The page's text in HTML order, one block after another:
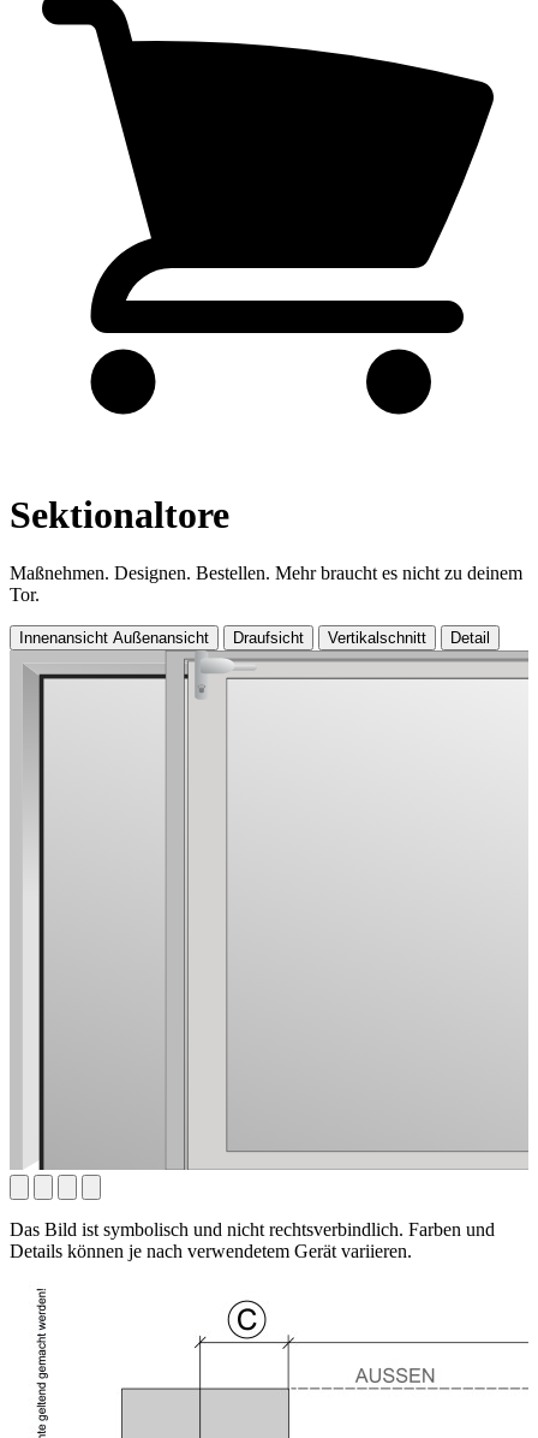
Sektionaltore
Maßnehmen. Designen. Bestellen. Mehr braucht es nicht zu deinem
Tor.
Innenansicht Außenansicht Draufsicht Vertikalschnitt Detail
Das Bild ist symbolisch und nicht rechtsverbindlich. Farben und
Details können je nach verwendetem Gerät variieren.